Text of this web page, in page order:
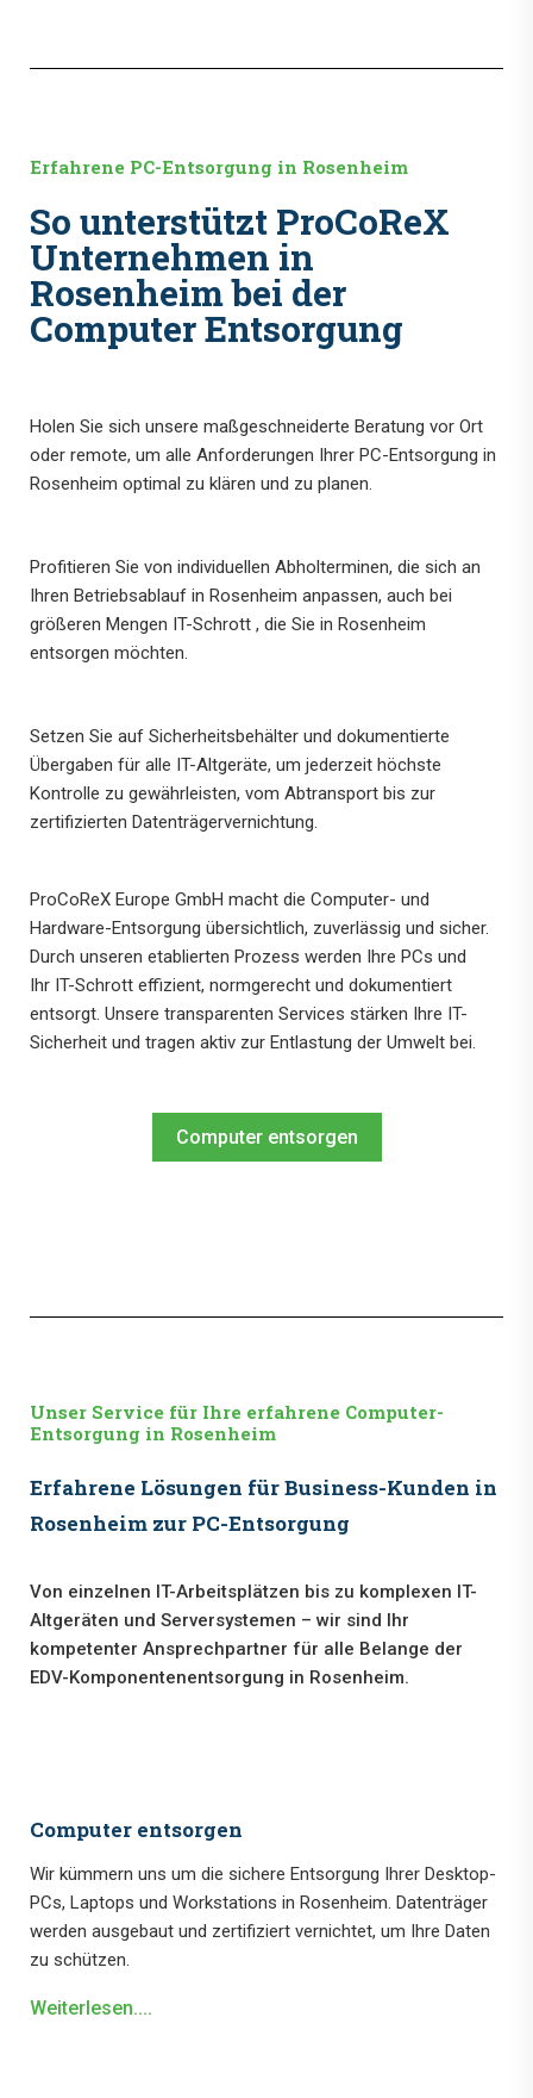
Erfahrene PC-Entsorgung in Rosenheim
So unterstützt ProCoReX
Unternehmen in
Rosenheim bei der
Computer Entsorgung
Holen Sie sich unsere maßgeschneiderte Beratung vor Ort
oder remote, um alle Anforderungen Ihrer PC-Entsorgung in
Rosenheim optimal zu klären und zu planen.
Profitieren Sie von individuellen Abholterminen, die sich an
Ihren Betriebsablauf in Rosenheim anpassen, auch bei
größeren Mengen IT-Schrott , die Sie in Rosenheim
entsorgen möchten.
Setzen Sie auf Sicherheitsbehälter und dokumentierte
Übergaben für alle IT-Altgeräte, um jederzeit höchste
Kontrolle zu gewährleisten, vom Abtransport bis zur
zertifizierten Datenträgervernichtung.
ProCoReX Europe GmbH macht die Computer- und
Hardware-Entsorgung übersichtlich, zuverlässig und sicher.
Durch unseren etablierten Prozess werden Ihre PCs und
Ihr IT-Schrott effizient, normgerecht und dokumentiert
entsorgt. Unsere transparenten Services stärken Ihre IT-
Sicherheit und tragen aktiv zur Entlastung der Umwelt bei.
Computer entsorgen
Unser Service für Ihre erfahrene Computer-
Entsorgung in Rosenheim
Erfahrene Lösungen für Business-Kunden in
Rosenheim zur PC-Entsorgung
Von einzelnen IT-Arbeitsplätzen bis zu komplexen IT-
Altgeräten und Serversystemen – wir sind Ihr
kompetenter Ansprechpartner für alle Belange der
EDV-Komponentenentsorgung in Rosenheim.
Computer entsorgen
Wir kümmern uns um die sichere Entsorgung Ihrer Desktop-
PCs, Laptops und Workstations in Rosenheim. Datenträger
werden ausgebaut und zertifiziert vernichtet, um Ihre Daten
zu schützen.
Weiterlesen....